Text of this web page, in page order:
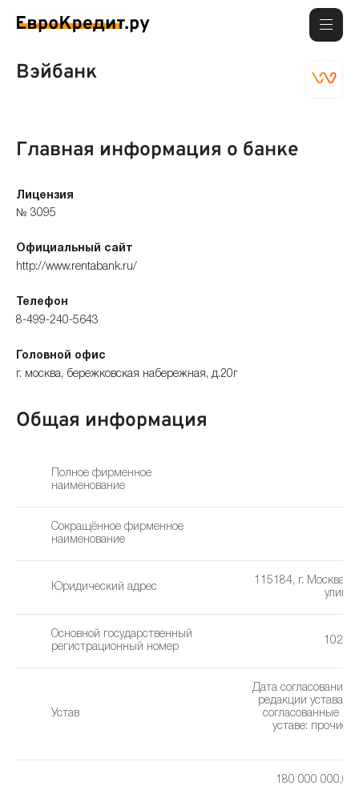
Вэйбанк
Главная информация о банке
Лицензия
№ 3095
Официальный сайт
http://www.rentabank.ru/
Телефон
8-499-240-5643
Головной офис
г. москва, бережковская набережная, д.20г
Общая информация
Полное фирменное
наименование
Сокращённое фирменное
наименование
Юридический адрес
115184, г. Москва,
Основной государственный
регистрационный номер
Устав
Дата согласования
редакции устава:
cогласованные
уставe: прочие
180 000 000,00